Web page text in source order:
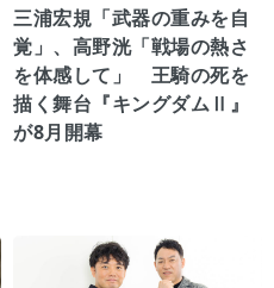
三浦宏規「武器の重みを自
覚」、高野洸「戦場の熱さ
を体感して」 王騎の死を
描く舞台『キングダムⅡ』
が8月開幕